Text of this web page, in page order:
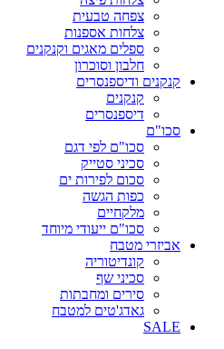
צפחה טבעית
צלחות אספנות
ספלים מאגים וקנקנים
חלבון וסוכרון
קנקנים ודיספנסרים
קנקנים
דיספנסרים
סכו"ם
סכו"ם לפי דגם
סכיני סטייק
סכום לפירות ים
כפות הגשה
מלקחיים
סכו"ם ייעודי מיוחד
אביזרי מטבח
קונדיטוריה
סכיני שף
סירים ומחבתות
גאדג'טים למטבח
SALE